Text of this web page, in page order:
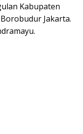
Kabupaten
Jakarta.